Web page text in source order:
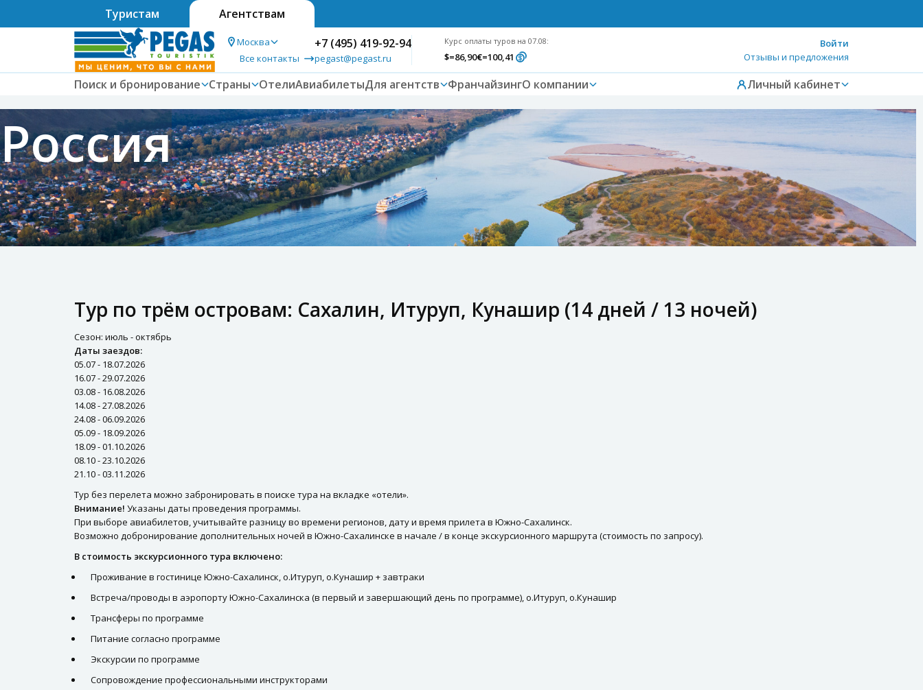
Туристам Агентствам
Москва
Все контакты
+7 (495) 419-92-94
pegast@pegast.ru
Курс оплаты туров на 07.08:
$=86,90€=100,41
Войти
Отзывы и предложения
Поиск и бронирование Страны ОтелиАвиабилетыДля агентств ФранчайзингО компании Личный кабинет
Россия
Тур по трём островам: Сахалин, Итуруп, Кунашир (14 дней / 13 ночей)
Сезон: июль - октябрь
Даты заездов:
05.07 - 18.07.2026
16.07 - 29.07.2026
03.08 - 16.08.2026
14.08 - 27.08.2026
24.08 - 06.09.2026
05.09 - 18.09.2026
18.09 - 01.10.2026
08.10 - 23.10.2026
21.10 - 03.11.2026
Тур без перелета можно забронировать в поиске тура на вкладке «отели».
Внимание! Указаны даты проведения программы.
При выборе авиабилетов, учитывайте разницу во времени регионов, дату и время прилета в Южно-Сахалинск.
Возможно добронирование дополнительных ночей в Южно-Сахалинске в начале / в конце экскурсионного маршрута (стоимость по запросу).
В стоимость экскурсионного тура включено:
Проживание в гостинице Южно-Сахалинск, о.Итуруп, о.Кунашир + завтраки
Встреча/проводы в аэропорту Южно-Сахалинска (в первый и завершающий день по программе), о.Итуруп, о.Кунашир
Трансферы по программе
Питание согласно программе
Экскурсии по программе
Сопровождение профессиональными инструкторами